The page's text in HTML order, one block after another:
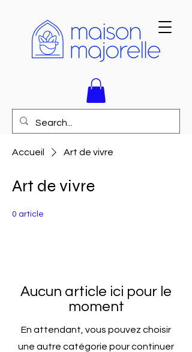
Accueil Art de vivre
Art de vivre
0 article
Aucun article ici pour le
moment
En attendant, vous pouvez choisir
une autre catégorie pour continuer